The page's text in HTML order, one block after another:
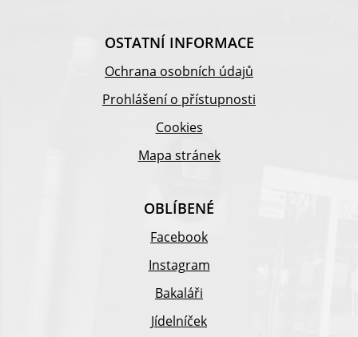
OSTATNÍ INFORMACE
Ochrana osobních údajů
Prohlášení o přístupnosti
Cookies
Mapa stránek
OBLÍBENÉ
Facebook
Instagram
Bakaláři
Jídelníček